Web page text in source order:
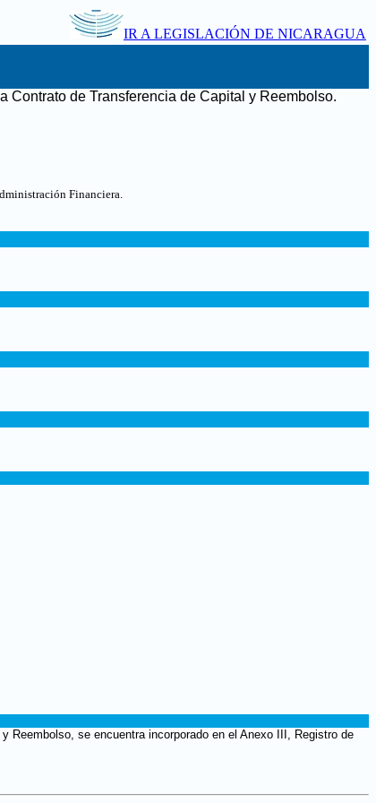
IR A LEGISLACIÓN DE NICARAGUA
Contrato de Transferencia de Capital y Reembolso.
Financiera.
Reembolso, se encuentra incorporado en el Anexo III, Registro de